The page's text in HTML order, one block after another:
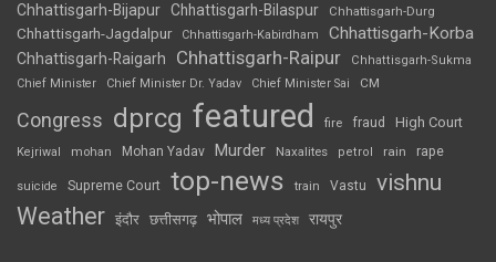
Chhattisgarh-Bijapur Chhattisgarh-Bilaspur Chhattisgarh-Durg
Chhattisgarh-Jagdalpur Chhattisgarh-Kabirdham Chhattisgarh-Korba
Chhattisgarh-Raigarh Chhattisgarh-Raipur
Chhattisgarh-Sukma
Chief Minister
Chief Minister Dr. Yadav Chief Minister Sai CM
Congress dprcg featured fire fraud High Court
Kejriwal mohan Mohan Yadav Murder Naxalites petrol rain rape
suicide Supreme Court top-news train Vastu vishnu
Weather इंदौर छत्तीसगढ़ भोपाल मध्य प्रदेश रायपुर